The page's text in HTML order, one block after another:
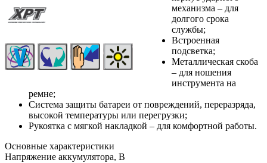
механизма – для
долгого срока
службы;
Встроенная
подсветка;
Металлическая скоба
– для ношения
инструмента на
ремне;
Система защиты батареи от повреждений, переразряда,
высокой температуры или перегрузки;
Рукоятка с мягкой накладкой – для комфортной работы.
Основные характеристики
Напряжение аккумулятора, В